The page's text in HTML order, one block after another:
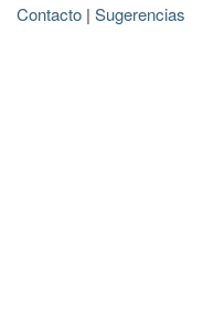
Contacto | Sugerencias